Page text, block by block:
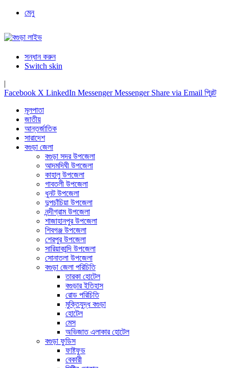
মেনু
সন্ধান করুন
Switch skin
|
Facebook X LinkedIn Messenger Messenger Share via Email প্রিন্ট
মূলপাতা
জাতীয়
আন্তর্জাতিক
সারাদেশ
বগুড়া জেলা
বগুড়া সদর উপজেলা
আদমদিঘী উপজেলা
কাহালু উপজেলা
গাবতলী উপজেলা
ধুনট উপজেলা
দুপচাঁচিয়া উপজেলা
নন্দীগ্রাম উপজেলা
শাজাহানপুর উপজেলা
শিবগঞ্জ উপজেলা
শেরপুর উপজেলা
সারিয়াকান্দি উপজেলা
সোনাতলা উপজেলা
বগুড়া জেলা পরিচিতি
তারকা হোটেল
বগুড়ার ইতিহাস
রোড পরিচিতি
মুক্তিযুদ্ধ বগুড়া
হোটেল
মেস
অভিজাত এলাকার হোটেল
বগুড়া ফুডিস
ফাষ্টফুড
বেকারী